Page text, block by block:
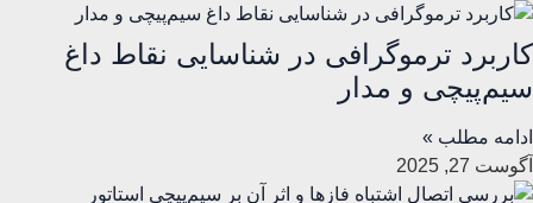
کاربرد ترموگرافی در شناسایی نقاط داغ
سیم‌پیچی و مدار
ادامه مطلب »
آگوست 27, 2025